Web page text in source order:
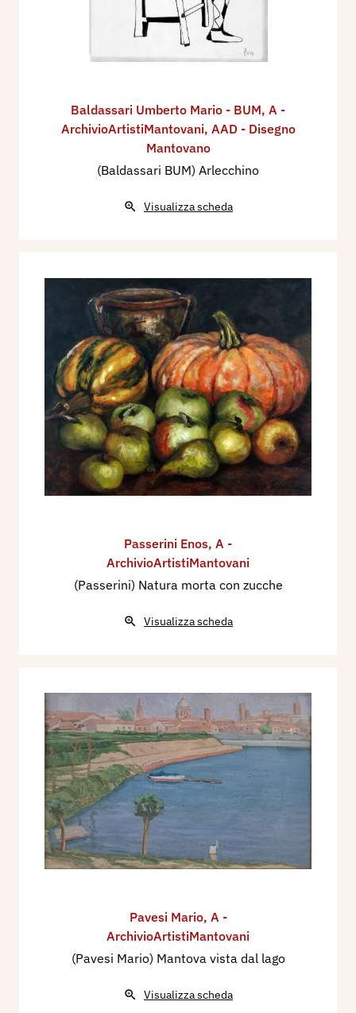
Baldassari Umberto Mario - BUM, A -
ArchivioArtistiMantovani, AAD - Disegno
Mantovano
(Baldassari BUM) Arlecchino
Visualizza scheda
Passerini Enos, A -
ArchivioArtistiMantovani
(Passerini) Natura morta con zucche
Visualizza scheda
Pavesi Mario, A -
ArchivioArtistiMantovani
(Pavesi Mario) Mantova vista dal lago
Visualizza scheda